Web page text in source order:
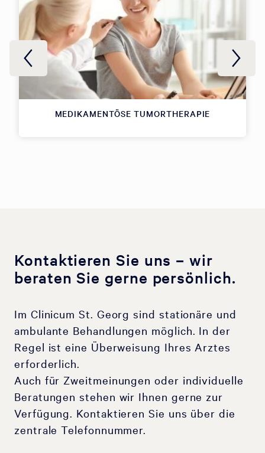
MEDIKAMENTÖSE TUMORTHERAPIE
Kontaktieren Sie uns – wir
beraten Sie gerne persönlich.
Im Clinicum St. Georg sind stationäre und
ambulante Behandlungen möglich. In der
Regel ist eine Überweisung Ihres Arztes
erforderlich.
Auch für Zweitmeinungen oder individuelle
Beratungen stehen wir Ihnen gerne zur
Verfügung. Kontaktieren Sie uns über die
zentrale Telefonnummer.